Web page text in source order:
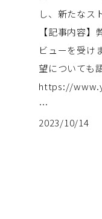
し、新たなス
【記事内容
ビューを受け
望についても
https://
…
2023/10/14